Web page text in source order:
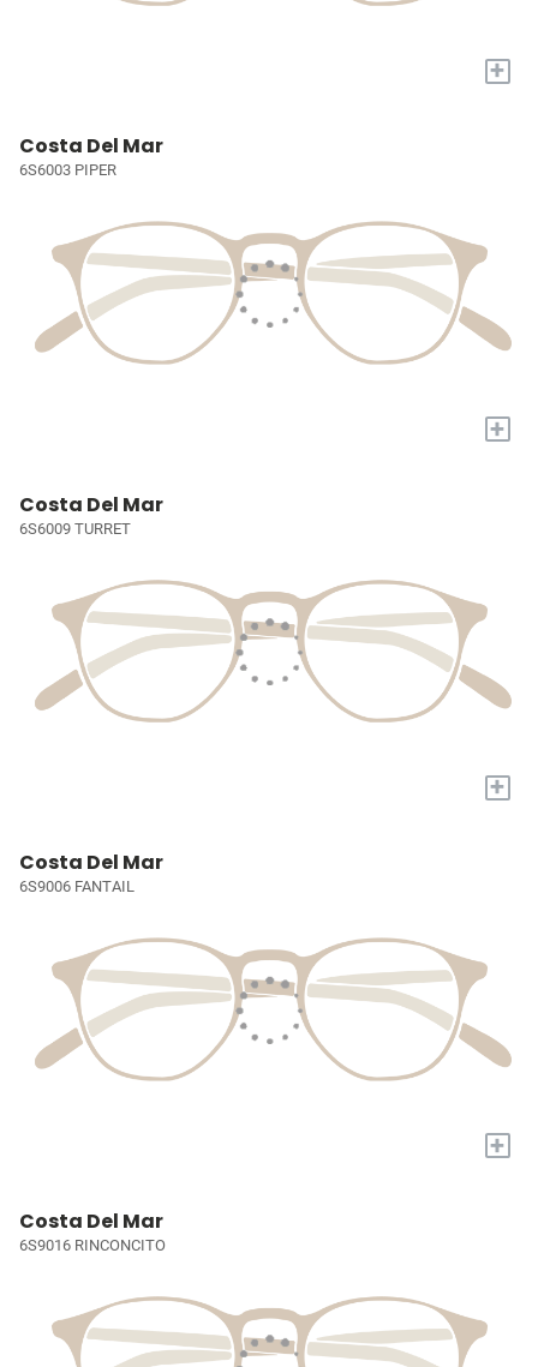
+
Costa Del Mar
6S6003 PIPER
+
Costa Del Mar
6S6009 TURRET
+
Costa Del Mar
6S9006 FANTAIL
+
Costa Del Mar
6S9016 RINCONCITO